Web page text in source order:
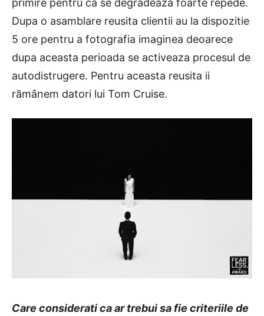
primire pentru ca se degradeaza foarte repede.
Dupa o asamblare reusita clientii au la dispozitie
5 ore pentru a fotografia imaginea deoarece
dupa aceasta perioada se activeaza procesul de
autodistrugere. Pentru aceasta reusita ii
rămânem datori lui Tom Cruise.
Care considerati ca ar trebui sa fie criteriile de